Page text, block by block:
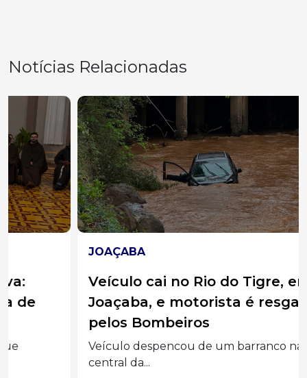
Notícias Relacionadas
Veículo cai no Rio do Tigre, em
Joaçaba, e motorista é resgatada
pelos Bombeiros
Veículo despencou de um barranco na região